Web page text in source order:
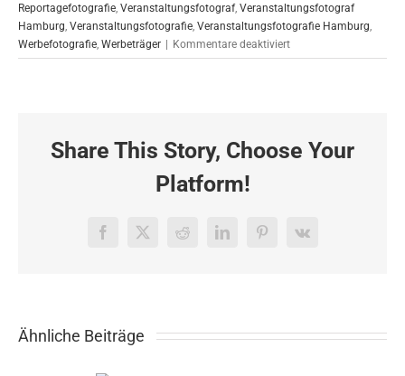
Reportagefotografie Veranstaltungsfotograf, Veranstaltungsfotograf
Hamburg Veranstaltungsfotografie Veranstaltungsfotografie Hamburg
Werbefotografie Werbeträger | Kommentare deaktiviertfür
Event-
Share This Story, Choose Your
Platform!
Facebook
X RedditLinkedInPinterest
Vk
Ähnliche Beiträge